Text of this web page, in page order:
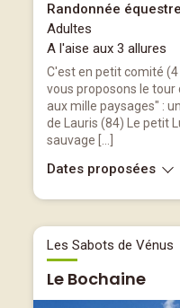
Randonnée équestre
Adultes
A l'aise aux 3 allures
C'est en petit comité
vous proposons le
aux mille paysages" :
de Lauris (84) Le petit
sauvage […]
Dates proposées
Les Sabots de Vénus
Le Bochaine